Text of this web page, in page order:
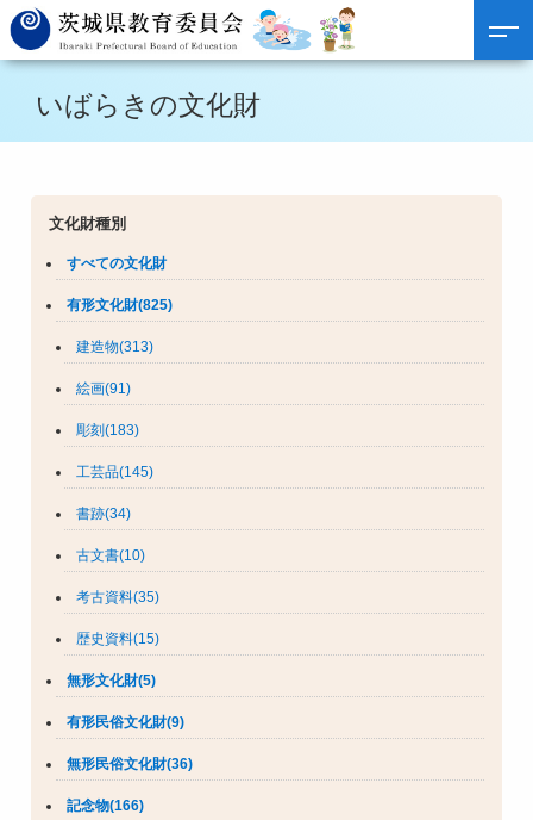
いばらきの文化財
文化財種別
すべての文化財
有形文化財(825)
建造物(313)
絵画(91)
彫刻(183)
工芸品(145)
書跡(34)
古文書(10)
考古資料(35)
歴史資料(15)
無形文化財(5)
有形民俗文化財(9)
無形民俗文化財(36)
記念物(166)